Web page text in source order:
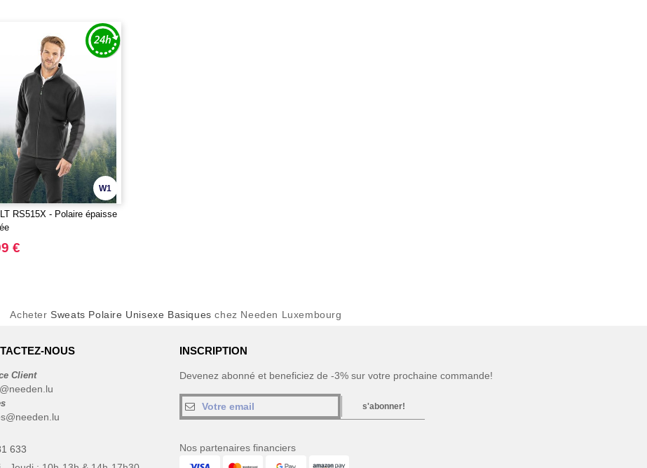
W1
RS515X - Polaire épaisse
€
Acheter Sweats Polaire Unisexe Basiques chez Needen Luxembourg
NOUS
Client
633
INSCRIPTION
Devenez abonné et beneficiez de -3% sur votre prochaine commande!
s'abonner!
Nos partenaires financiers